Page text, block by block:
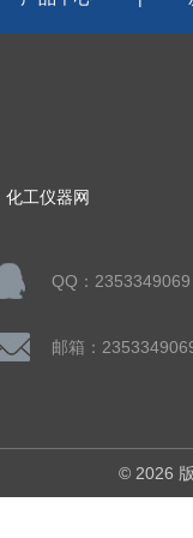
化工仪器网
QQ：2353349069
邮箱：
© 2026